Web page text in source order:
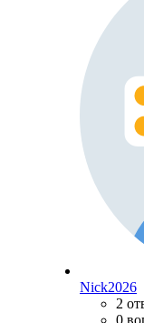
Nick2026
2
0